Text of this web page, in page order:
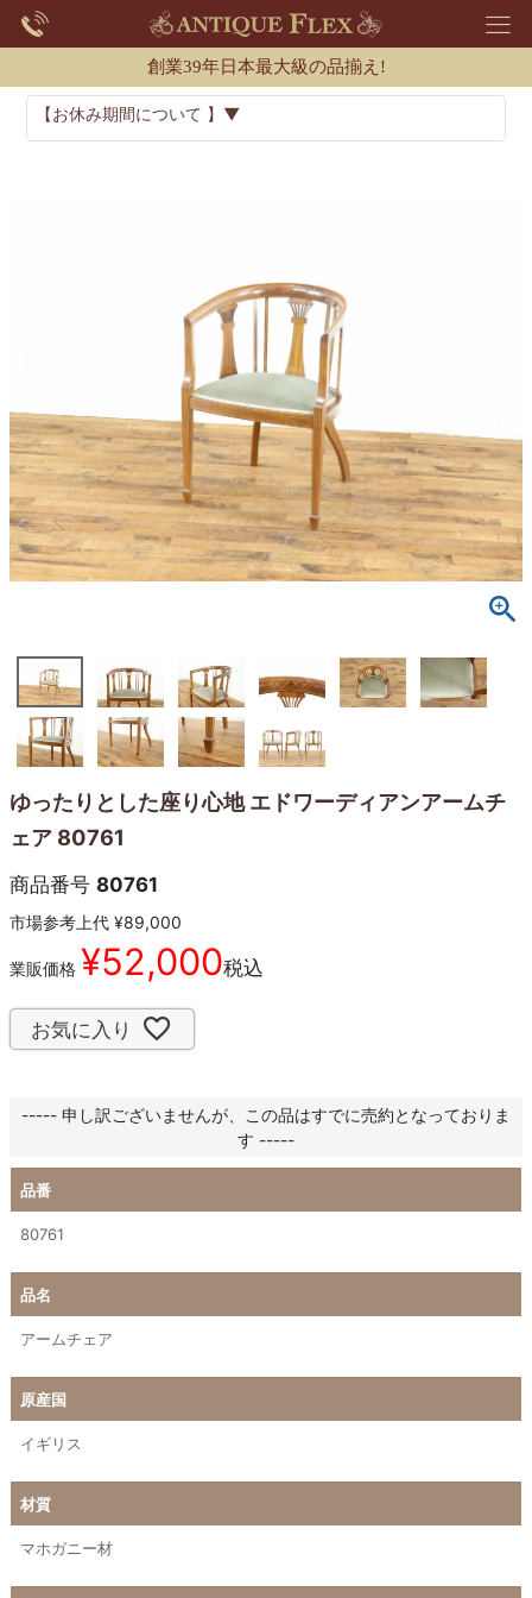
創業39年日本最大級の品揃え!
【お休み期間について 】▼
ゆったりとした座り心地 エドワーディアンアームチ
ェア 80761
商品番号 80761
市場参考上代 ¥89,000
業販価格 ¥52,000税込
お気に入り
----- 申し訳ございませんが、この品はすでに売約となっておりま
す -----
品番
80761
品名
アームチェア
原産国
イギリス
材質
マホガニー材